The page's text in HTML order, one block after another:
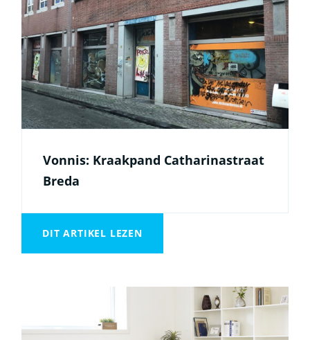
Vonnis: Kraakpand Catharinastraat
Breda
DIT ARTIKEL LEZEN